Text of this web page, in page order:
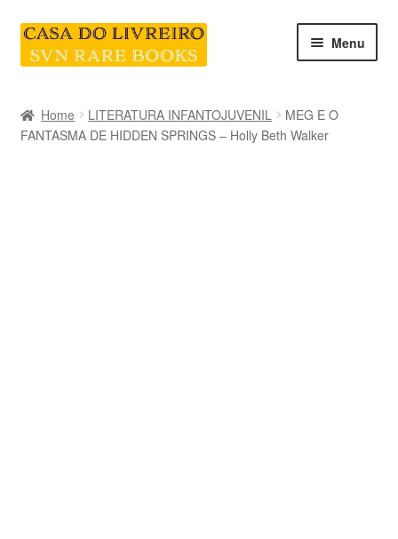
Skip
to
Skip
to
Menu
CATEGORIAS E COLEÇÕES
Home LITERATURA INFANTOJUVENIL
MEG E O
FANTASMA DE HIDDEN SPRINGS – Holly Beth Walker